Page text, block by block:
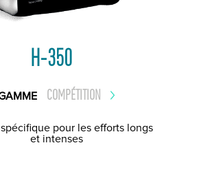
H-350
COMPÉTITION
pour les efforts longs
et intenses